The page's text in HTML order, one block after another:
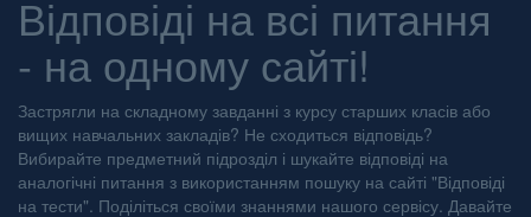
Відповіді на всі питання
- на одному сайті!
Застрягли на складному завданні з курсу старших класів або
вищих навчальних закладів? Не сходиться відповідь?
Вибирайте предметний підрозділ і шукайте відповіді на
аналогічні питання з використанням пошуку на сайті "Відповіді
на тести". Поділіться своїми знаннями нашого сервісу. Давайте